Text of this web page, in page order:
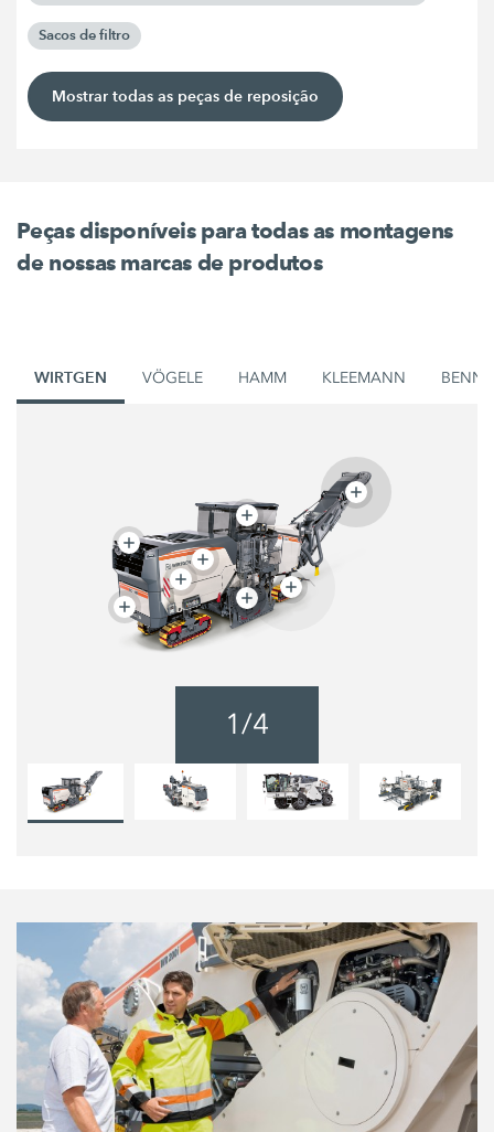
Sacos de filtro
Mostrar todas as peças de reposição
Peças disponíveis para todas as montagens
de nossas marcas de produtos
WIRTGEN VÖGELE HAMM KLEEMANN
1/4